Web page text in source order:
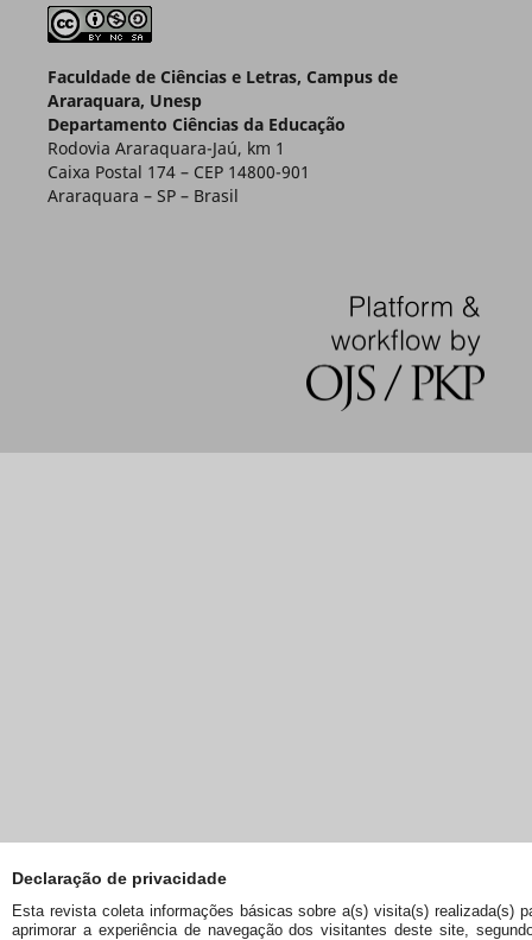
Declaração de privacidade
Esta revista coleta informações básicas sobre a(s) visita(s) realizada(s)
aprimorar a experiência de navegação dos visitantes deste site,
Faculdade de Ciências e Letras, Campus de
Araraquara, Unesp
Departamento Ciências da Educação
Rodovia Araraquara-Jaú, km 1
Caixa Postal 174 – CEP 14800-901
Araraquara – SP – Brasil